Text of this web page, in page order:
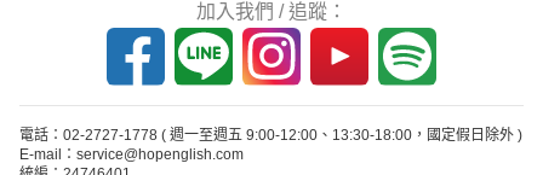
加入我們 / 追蹤：
電話：02-2727-1778 ( 週一至週五 9:00-12:00、13:30-18:00，國定假日除外 )
E-mail：service@hopenglish.com